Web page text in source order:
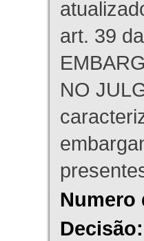
art. 39
NO
Numero
Decisão: